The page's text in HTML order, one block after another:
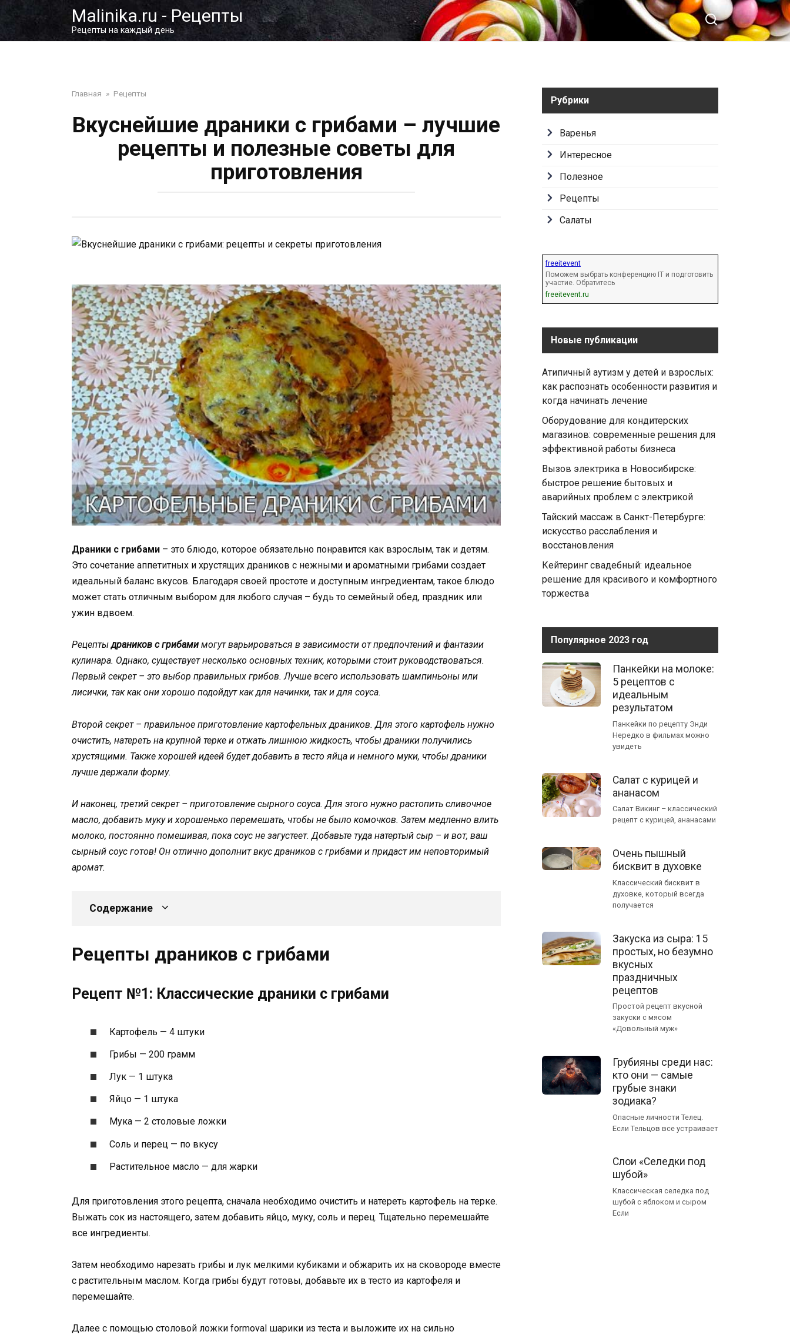
Malinika.ru - Рецепты
Рецепты на каждый день
Главная » Рецепты
Вкуснейшие драники с грибами – лучшие
рецепты и полезные советы для
приготовления
Драники с грибами – это блюдо, которое обязательно понравится как взрослым, так и детям.
Это сочетание аппетитных и хрустящих драников с нежными и ароматными грибами создает
идеальный баланс вкусов. Благодаря своей простоте и доступным ингредиентам, такое блюдо
может стать отличным выбором для любого случая – будь то семейный обед, праздник или
ужин вдвоем.
Рецептыдраников с грибами могут варьироваться в зависимости от предпочтений и фантазии
кулинара. Однако, существует несколько основных техник, которыми стоит руководствоваться.
Первый секрет – это выбор правильных грибов. Лучше всего использовать шампиньоны или
лисички, так как они хорошо подойдут как для начинки, так и для соуса.
Второй секрет – правильное приготовление картофельных драников. Для этого картофель нужно
очистить, натереть на крупной терке и отжать лишнюю жидкость, чтобы драники получились
хрустящими. Также хорошей идеей будет добавить в тесто яйца и немного муки, чтобы драники
лучше держали форму.
И наконец, третий секрет – приготовление сырного соуса. Для этого нужно растопить сливочное
масло, добавить муку и хорошенько перемешать, чтобы не было комочков. Затем медленно влить
молоко, постоянно помешивая, пока соус не загустеет. Добавьте туда натертый сыр – и вот, ваш
сырный соус готов! Он отлично дополнит вкус драников с грибами и придаст им неповторимый
аромат.
Содержание
Рецепты драников с грибами
Рецепт №1: Классические драники с грибами
Картофель — 4 штуки
Грибы — 200 грамм
Лук — 1 штука
Яйцо — 1 штука
Мука — 2 столовые ложки
Соль и перец — по вкусу
Растительное масло — для жарки
Для приготовления этого рецепта, сначала необходимо очистить и натереть картофель на терке.
Выжать сок из настоящего, затем добавить яйцо, муку, соль и перец. Тщательно перемешайте
все ингредиенты.
Затем необходимо нарезать грибы и лук мелкими кубиками и обжарить их на сковороде вместе
с растительным маслом. Когда грибы будут готовы, добавьте их в тесто из картофеля и
перемешайте.
Далее с помощью столовой ложки formoval шарики из теста и выложите их на сильно
Рубрики
Варенья
Интересное
Полезное
Рецепты
Салаты
freeitevent
Поможем выбрать конференцию IT и подготовить
участие. Обратитесь
freeitevent.ru
Новые публикации
Атипичный аутизм у детей и взрослых:
как распознать особенности развития и
когда начинать лечение
Оборудование для кондитерских
магазинов: современные решения для
эффективной работы бизнеса
Вызов электрика в Новосибирске:
быстрое решение бытовых и
аварийных проблем с электрикой
Тайский массаж в Санкт-Петербурге:
искусство расслабления и
восстановления
Кейтеринг свадебный: идеальное
решение для красивого и комфортного
торжества
Популярное 2023 год
Панкейки на молоке:
5 рецептов с
идеальным
результатом
Панкейки по рецепту Энди
Нередко в фильмах можно
увидеть
Салат с курицей и
ананасом
Салат Викинг – классический
рецепт с курицей, ананасами
Очень пышный
бисквит в духовке
Классический бисквит в
духовке, который всегда
получается
Закуска из сыра: 15
простых, но безумно
вкусных
праздничных
рецептов
Простой рецепт вкусной
закуски с мясом
«Довольный муж»
Грубияны среди нас:
кто они — самые
грубые знаки
зодиака?
Опасные личности Телец.
Если Тельцов все устраивает
Слои «Селедки под
шубой»
Классическая селедка под
шубой с яблоком и сыром
Если